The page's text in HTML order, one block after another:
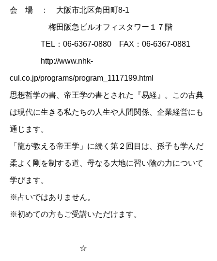
会 場 ： 大阪市北区角田町8‐1
梅田阪急ビルオフィスタワー１７階
TEL：06-6367-0880 FAX：06-6367-0881
http://www.nhk-
cul.co.jp/programs/program_1117199.html
思想哲学の書、帝王学の書とされた『易経』。この古典
は現代に生きる私たちの人生や人間関係、企業経営にも
通じます。
「龍が教える帝王学」に続く第２回目は、孫子も学んだ
柔よく剛を制する道、母なる大地に習い陰の力について
学びます。
※占いではありません。
※初めての方もご受講いただけます。
☆